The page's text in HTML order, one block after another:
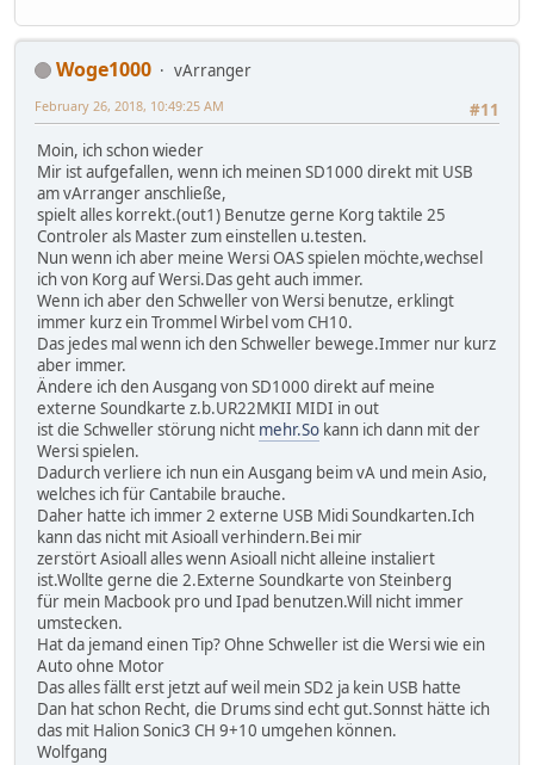
Woge1000
vArranger
#11
February 26, 2018, 10:49:25 AM
Moin, ich schon wieder
Mir ist aufgefallen, wenn ich meinen SD1000 direkt mit USB
am vArranger anschließe,
spielt alles korrekt.(out1) Benutze gerne Korg taktile 25
Controler als Master zum einstellen u.testen.
Nun wenn ich aber meine Wersi OAS spielen möchte,wechsel
ich von Korg auf Wersi.Das geht auch immer.
Wenn ich aber den Schweller von Wersi benutze, erklingt
immer kurz ein Trommel Wirbel vom CH10.
Das jedes mal wenn ich den Schweller bewege.Immer nur kurz
aber immer.
Ändere ich den Ausgang von SD1000 direkt auf meine
externe Soundkarte z.b.UR22MKII MIDI in out
ist die Schweller störung nicht mehr.So kann ich dann mit der
Wersi spielen.
Dadurch verliere ich nun ein Ausgang beim vA und mein Asio,
welches ich für Cantabile brauche.
Daher hatte ich immer 2 externe USB Midi Soundkarten.Ich
kann das nicht mit Asioall verhindern.Bei mir
zerstört Asioall alles wenn Asioall nicht alleine instaliert
ist.Wollte gerne die 2.Externe Soundkarte von Steinberg
für mein Macbook pro und Ipad benutzen.Will nicht immer
umstecken.
Hat da jemand einen Tip? Ohne Schweller ist die Wersi wie ein
Auto ohne Motor
Das alles fällt erst jetzt auf weil mein SD2 ja kein USB hatte
Dan hat schon Recht, die Drums sind echt gut.Sonnst hätte ich
das mit Halion Sonic3 CH 9+10 umgehen können.
Wolfgang